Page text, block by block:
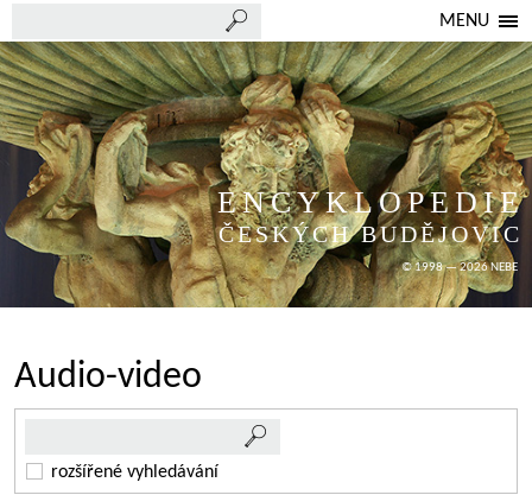
MENU
ENCYKLOPEDIE
ČESKÝCH BUDĚJOVIC
© 1998 — 2026 NEBE
Audio-video
rozšířené vyhledávání